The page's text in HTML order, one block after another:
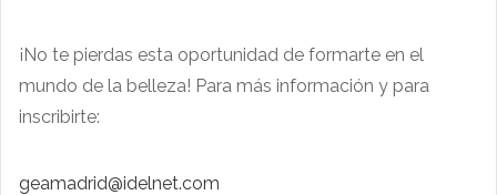
¡No te pierdas esta oportunidad de formarte en el
mundo de la belleza! Para más información y para
inscribirte:
geamadrid@idelnet.com